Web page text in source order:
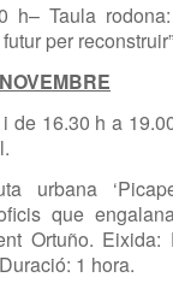
h– Taula
per
de 16.30 h a
urbana
que
Ortuño. Eixida:
1 hora.